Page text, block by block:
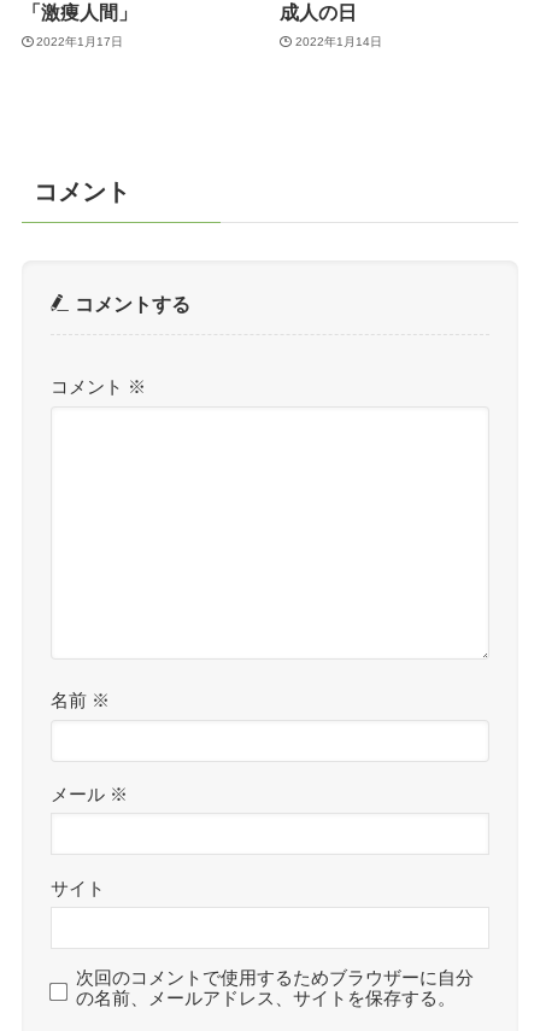
「激痩人間」
2022年1月17日
成人の日
2022年1月14日
コメント
コメントする
コメント ※
名前 ※
メール ※
サイト
次回のコメントで使用するためブラウザーに自分
の名前、メールアドレス、サイトを保存する。